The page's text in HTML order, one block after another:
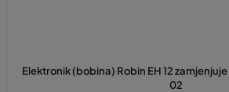
Elektronik (bobina) Robin EH 12
02